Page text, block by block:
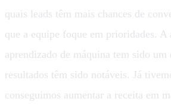
quais leads têm mais chances de
que a equipe foque em prioridades. A
aprendizado de máquina tem sido
resultados têm sido notáveis. Já
conseguimos aumentar a receita em